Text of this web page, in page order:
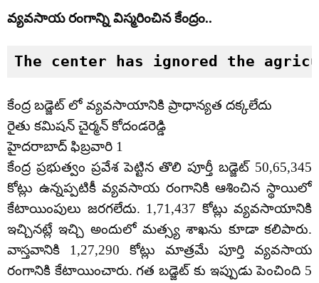
వ్యవసాయ రంగాన్ని విస్మరించిన కేంద్రం..
The center has ignored the
కేంద్ర బడ్జెట్ లో వ్యవసాయానికి ప్రాధాన్యత దక్కలేదు
రైతు కమిషన్ చైర్మన్ కోదండరెడ్డి
హైదరాబాద్ ఫిబ్రవారి 1
కేంద్ర ప్రభుత్వం ప్రవేశ పెట్టిన తొలి పూర్తీ బడ్జెట్ 50,65,345
కోట్లు ఉన్నప్పటికీ వ్యవసాయ రంగానికి ఆశించిన స్థాయిలో
కేటాయింపులు జరగలేదు. 1,71,437 కోట్లు వ్యవసాయానికి
ఇచ్చినట్లే ఇచ్చి అందులో మత్స్య శాఖను కూడా కలిపారు.
వాస్తవానికి 1,27,290 కోట్లు మాత్రమే పూర్తి వ్యవసాయ
రంగానికి కేటాయించారు. గత బడ్జెట్ కు ఇప్పుడు పెంచింది 5